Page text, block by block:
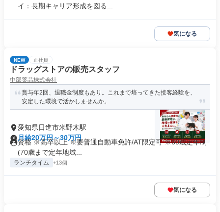
イ：長期キャリア形成を図る...
気になる
NEW 正社員
ドラッグストアの販売スタッフ
中部薬品株式会社
賞与年2回、退職金制度もあり。これまで培ってきた接客経験を、
安定した環境で活かしませんか。
愛知県日進市米野木駅
月給20万円～30万円
資格 ※高卒以上 ※要普通自動車免許/AT限定可 ※60歳定年制
(70歳まで定年地域...
ランチタイム +13個
気になる